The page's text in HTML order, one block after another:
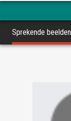
Sprekende beelden